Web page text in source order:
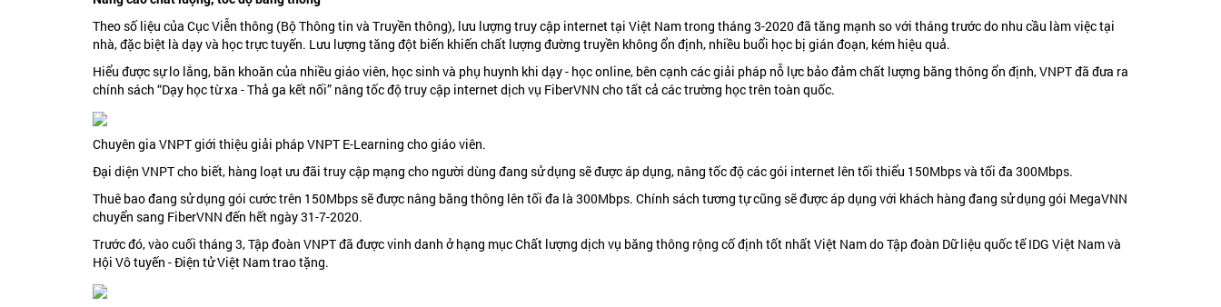
Theo số liệu của Cục Viễn thông (Bộ Thông tin và Truyền thông), lưu lượng truy cập internet tại Việt Nam trong tháng 3-2020 đã tăng mạnh so với tháng trước do nhu cầu làm việc tại
nhà, đặc biệt là dạy và học trực tuyến. Lưu lượng tăng đột biến khiến chất lượng đường truyền không ổn định, nhiều buổi học bị gián đoạn, kém hiệu quả.
Hiểu được sự lo lắng, băn khoăn của nhiều giáo viên, học sinh và phụ huynh khi dạy - học online, bên cạnh các giải pháp nỗ lực bảo đảm chất lượng băng thông ổn định, VNPT đã đưa ra
chính sách “Dạy học từ xa - Thả ga kết nối” nâng tốc độ truy cập internet dịch vụ FiberVNN cho tất cả các trường học trên toàn quốc.
Chuyên gia VNPT giới thiệu giải pháp VNPT E-Learning cho giáo viên.
Đại diện VNPT cho biết, hàng loạt ưu đãi truy cập mạng cho người dùng đang sử dụng sẽ được áp dụng, nâng tốc độ các gói internet lên tối thiểu 150Mbps và tối đa 300Mbps.
Thuê bao đang sử dụng gói cước trên 150Mbps sẽ được nâng băng thông lên tối đa là 300Mbps. Chính sách tương tự cũng sẽ được áp dụng với khách hàng đang sử dụng gói MegaVNN
chuyển sang FiberVNN đến hết ngày 31-7-2020.
Trước đó, vào cuối tháng 3, Tập đoàn VNPT đã được vinh danh ở hạng mục Chất lượng dịch vụ băng thông rộng cố định tốt nhất Việt Nam do Tập đoàn Dữ liệu quốc tế IDG Việt Nam và
Hội Vô tuyến - Điện tử Việt Nam trao tặng.